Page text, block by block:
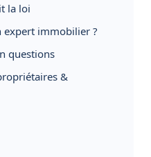
la loi
expert immobilier ?
questions
&